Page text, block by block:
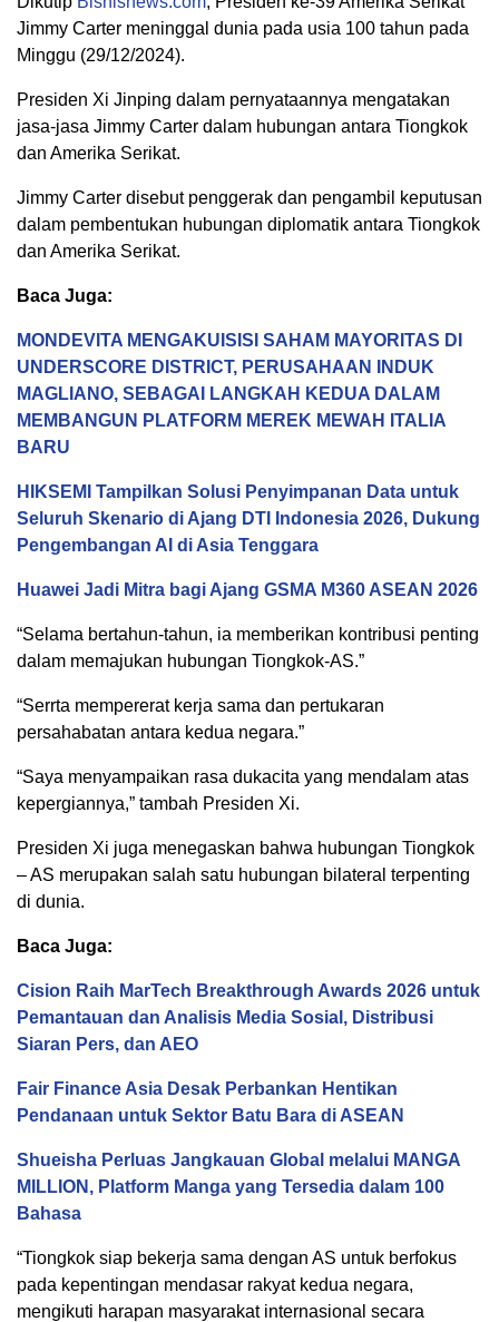
Jimmy Carter meninggal dunia pada usia 100 tahun pada
Minggu (29/12/2024).
Presiden Xi Jinping dalam pernyataannya mengatakan
jasa-jasa Jimmy Carter dalam hubungan antara Tiongkok
dan Amerika Serikat.
Jimmy Carter disebut penggerak dan pengambil keputusan
dalam pembentukan hubungan diplomatik antara Tiongkok
dan Amerika Serikat.
Baca Juga:
MONDEVITA MENGAKUISISI SAHAM MAYORITAS DI
UNDERSCORE DISTRICT, PERUSAHAAN INDUK
MAGLIANO, SEBAGAI LANGKAH KEDUA DALAM
MEMBANGUN PLATFORM MEREK MEWAH ITALIA
BARU
HIKSEMI Tampilkan Solusi Penyimpanan Data untuk
Seluruh Skenario di Ajang DTI Indonesia 2026, Dukung
Pengembangan AI di Asia Tenggara
Huawei Jadi Mitra bagi Ajang GSMA M360 ASEAN 2026
“Selama bertahun-tahun, ia memberikan kontribusi penting
dalam memajukan hubungan Tiongkok-AS.”
“Serrta mempererat kerja sama dan pertukaran
persahabatan antara kedua negara.”
“Saya menyampaikan rasa dukacita yang mendalam atas
kepergiannya,” tambah Presiden Xi.
Presiden Xi juga menegaskan bahwa hubungan Tiongkok
– AS merupakan salah satu hubungan bilateral terpenting
di dunia.
Baca Juga:
Cision Raih MarTech Breakthrough Awards 2026 untuk
Pemantauan dan Analisis Media Sosial, Distribusi
Siaran Pers, dan AEO
Fair Finance Asia Desak Perbankan Hentikan
Pendanaan untuk Sektor Batu Bara di ASEAN
Shueisha Perluas Jangkauan Global melalui MANGA
MILLION, Platform Manga yang Tersedia dalam 100
Bahasa
“Tiongkok siap bekerja sama dengan AS untuk berfokus
pada kepentingan mendasar rakyat kedua negara,
mengikuti harapan masyarakat internasional secara